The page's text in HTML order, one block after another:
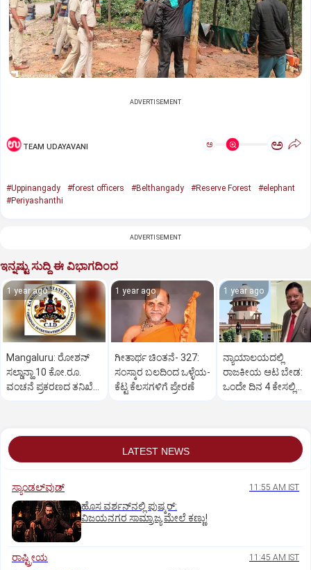
ADVERTISEMENT
TEAM UDAYAVANI ಅ ಅ
#Uppinangady #forest officers #Belthangady #Reserve Forest
#elephant
#Periyashanthi
ADVERTISEMENT
ಇನ್ನಷ್ಟು ಸುದ್ದಿ ಈ ವಿಭಾಗದಿಂದ
1 year ago
Mangaluru: ರೋಶನ್‌
ಸಲ್ಡಾನ್ಹಾ 10 ಕೋ.ರೂ.
ವಂಚನೆ ಪ್ರಕರಣದ ತನಿಖೆ
1 year ago
ಗೀತಾರ್ಥ ಚಿಂತನೆ- 327:
ಸಂಸ್ಕಾರ ಬಲದಿಂದ ಒಳ್ಳೆಯ-
ಕೆಟ್ಟ ಕೆಲಸಗಳಿಗೆ ಪ್ರೇರಣೆ
1 year ago
ನ್ಯಾಯಾಲಯದಲ್ಲಿ
ರಾಜಕೀಯ ಆಟ ಬೇಡ:
ಒಂದೇ ದಿನ 4 ಕೇಸಲ್ಲಿ
LATEST NEWS
ಸ್ಯಾಂಡಲ್‌ವುಡ್‌ 11:55 AM IST
ಹೊಸ ವರ್ಶನ್‌ನಲ್ಲಿ ಪುಷ್ಕರ್‌:
ವಿಜಯನಗರ ಸಾಮ್ರಾಜ್ಯ ಮೇಲೆ ಕಣ್ಣು!
ರಾಷ್ಟ್ರೀಯ 11:45 AM IST